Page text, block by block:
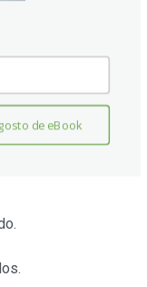
/ r]
de eBook